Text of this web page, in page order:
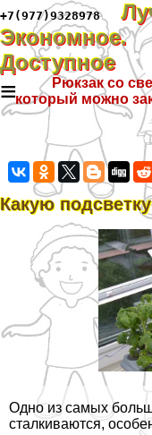
+7(977)9328978
Экономное.
Доступное
≡
Рюкзак со
который можно
Какую
Одно из самых
сталкиваются,